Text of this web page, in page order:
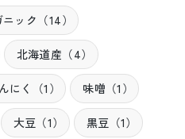
ック（14）
北海道産（4）
にく（1） 味噌（1）
大豆（1） 黒豆（1）